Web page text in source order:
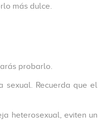
más dulce.
probarlo.
sexual. Recuerda que el
heterosexual, eviten un